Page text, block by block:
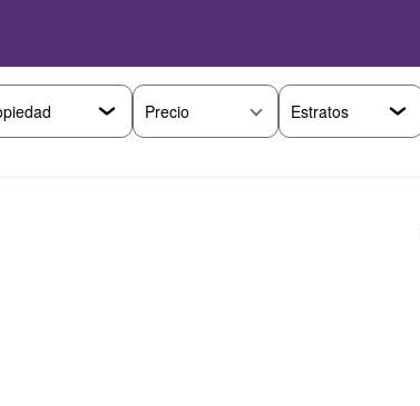
Precio